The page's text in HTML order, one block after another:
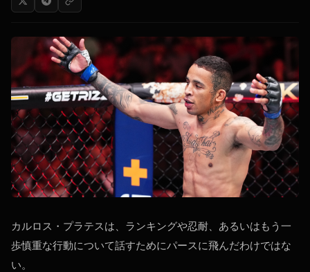
カルロス・プラテスは、ランキングや忍耐、あるいはもう一
歩慎重な行動について話すためにパースに飛んだわけではな
い。